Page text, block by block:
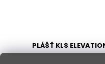
PLÁŠŤ KLS